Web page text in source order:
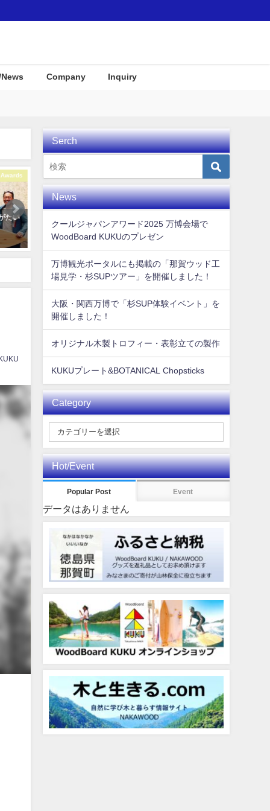
Company Inquiry
場のリゾートホテル
瀬長島」のご紹
Ｕがみなとモデル二酸化炭素固定
認証制度に登録されました！
Serch
News
クールジャパンアワード2025 万博会場で
WoodBoard KUKUのプレゼン
万博観光ポータルにも掲載の「那賀ウッド工
場見学・杉SUPツアー」を開催しました！
大阪・関西万博で「杉SUP体験イベント」を
開催しました！
オリジナル木製トロフィー・表彰立ての製作
KUKUプレート&BOTANICAL Chopsticks
Category
Hot/Event
Popular Post Event
データはありません